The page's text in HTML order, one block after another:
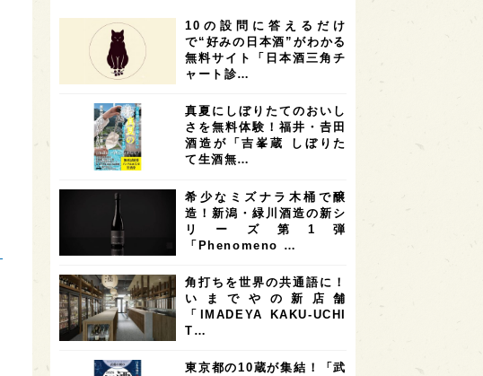
奈良県 滋賀県 7 和歌山県 6
富山県 6 フランス 6 高知県 5 島根県 5
4 アメリカ 4 神奈川県 4
4 三重県 大阪府 3
オーストラリア 台湾 2 アジア 2
SAKEの時代を生きる 静岡県 1 長崎県
全蔵めぐり 1 シンガポール 1 カナダ 1
群馬県 1 熊本県 徳島県
イギリス 1 ノルウェー 1 新宿区 1
10の設問に答えるだけ
で“好みの日本酒”がわかる
無料サイト「日本酒三角チ
ャート診…
真夏にしぼりたてのおいし
さを無料体験！福井・𠮷田
酒造が「吉峯蔵 しぼりた
て生酒無…
希少なミズナラ木桶で醸
造！新潟・緑川酒造の新シ
リーズ第1弾
「Phenomeno …
角打ちを世界の共通語に！
いまでやの新店舗
「IMADEYA KAKU-UCHI
T…
東京都の10蔵が集結！「武